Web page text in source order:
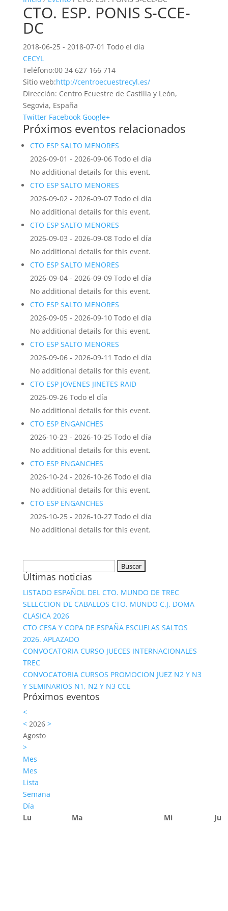
CTO. ESP. PONIS S-CCE-
DC
2018-06-25 - 2018-07-01 Todo el día
CECYL
Teléfono:00 34 627 166 714
Sitio web:http://centroecuestrecyl.es/
Dirección: Centro Ecuestre de Castilla y León,
Segovia, España
Twitter Facebook Google+
Próximos eventos relacionados
CTO ESP SALTO MENORES
2026-09-01 - 2026-09-06 Todo el día
No additional details for this event.
CTO ESP SALTO MENORES
2026-09-02 - 2026-09-07 Todo el día
No additional details for this event.
CTO ESP SALTO MENORES
2026-09-03 - 2026-09-08 Todo el día
No additional details for this event.
CTO ESP SALTO MENORES
2026-09-04 - 2026-09-09 Todo el día
No additional details for this event.
CTO ESP SALTO MENORES
2026-09-05 - 2026-09-10 Todo el día
No additional details for this event.
CTO ESP SALTO MENORES
2026-09-06 - 2026-09-11 Todo el día
No additional details for this event.
CTO ESP JOVENES JINETES RAID
2026-09-26 Todo el día
No additional details for this event.
CTO ESP ENGANCHES
2026-10-23 - 2026-10-25 Todo el día
No additional details for this event.
CTO ESP ENGANCHES
2026-10-24 - 2026-10-26 Todo el día
No additional details for this event.
CTO ESP ENGANCHES
2026-10-25 - 2026-10-27 Todo el día
No additional details for this event.
Últimas noticias
LISTADO ESPAÑOL DEL CTO. MUNDO DE TREC
SELECCION DE CABALLOS CTO. MUNDO C.J. DOMA
CLASICA 2026
CTO CESA Y COPA DE ESPAÑA ESCUELAS SALTOS
2026. APLAZADO
CONVOCATORIA CURSO JUECES INTERNACIONALES
TREC
CONVOCATORIA CURSOS PROMOCION JUEZ N2 Y N3
Y SEMINARIOS N1, N2 Y N3 CCE
Próximos eventos
<
<2026 >
Agosto
>
Mes
Mes
Lista
Semana
Día
Lu
Ma Mi Ju